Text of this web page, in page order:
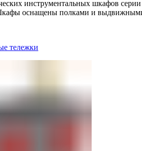
инструментальных шкафов
оснащены полками и
тележки